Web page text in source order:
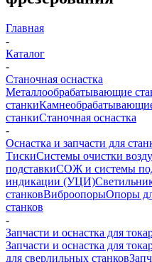
Главная
-
Каталог
-
Станочная оснастка
Металлообрабатывающие
станки
станкиСтаночная оснастка
-
Оснастка и запчасти для
ТискиСистемы очистки
подставкиСОЖ и системы
индикации (УЦИ)
станковВиброопорыОпоры
станков
-
Запчасти и оснастка для
Запчасти и оснастка для
для сверлильных станков